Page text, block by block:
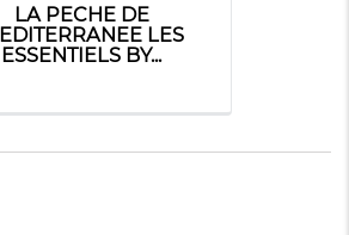
LA PECHE DE
LES
ESSENTIELS BY...